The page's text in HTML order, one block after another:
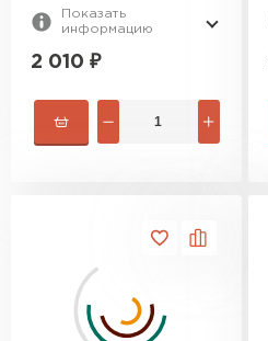
Показать
информацию
2 010 ₽